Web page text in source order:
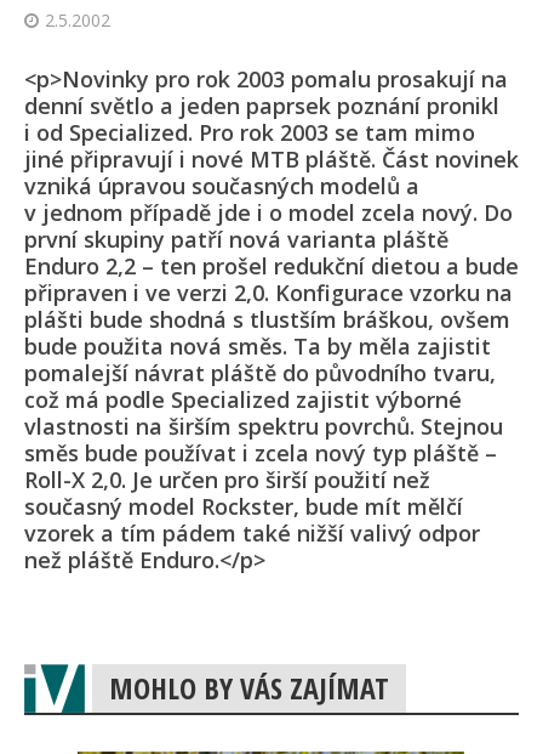
2.5.2002
<p>Novinky pro rok 2003 pomalu prosakují na
denní světlo a jeden paprsek poznání pronikl
i od Specialized. Pro rok 2003 se tam mimo
jiné připravují i nové MTB pláště. Část novinek
vzniká úpravou současných modelů a
v jednom případě jde i o model zcela nový. Do
první skupiny patří nová varianta pláště
Enduro 2,2 – ten prošel redukční dietou a bude
připraven i ve verzi 2,0. Konfigurace vzorku na
plášti bude shodná s tlustším bráškou, ovšem
bude použita nová směs. Ta by měla zajistit
pomalejší návrat pláště do původního tvaru,
což má podle Specialized zajistit výborné
vlastnosti na širším spektru povrchů. Stejnou
směs bude používat i zcela nový typ pláště –
Roll-X 2,0. Je určen pro širší použití než
současný model Rockster, bude mít mělčí
vzorek a tím pádem také nižší valivý odpor
než pláště Enduro.</p>
MOHLO BY VÁS ZAJÍMAT